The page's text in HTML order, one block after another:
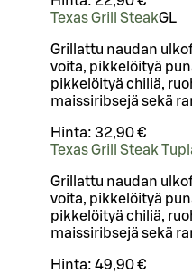
Texas Grill SteakGL
Grillattu naudan
voita, pikkelöityä
pikkelöityä chiliä,
maissiribsejä sekä
Hinta: 32,90 €
Texas Grill Steak
Grillattu naudan
voita, pikkelöityä
pikkelöityä chiliä,
maissiribsejä sekä
Hinta: 49,90 €